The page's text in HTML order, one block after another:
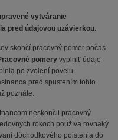
vytváranie
pred údajovou uzávierkou.
skončí pracovný pomer počas
pomery vyplniť údaje
po zvolení povelu
pred spustením tohto
poznáte.
neskončil pracovný
rokoch používa rovnaký
dôchodkového poistenia do